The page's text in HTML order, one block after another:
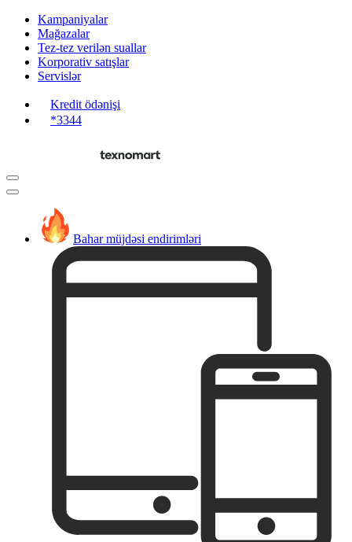
Kampaniyalar
Mağazalar
Tez-tez verilən suallar
Korporativ satışlar
Servislər
Kredit ödənişi
*3344
Bahar müjdəsi endirimləri